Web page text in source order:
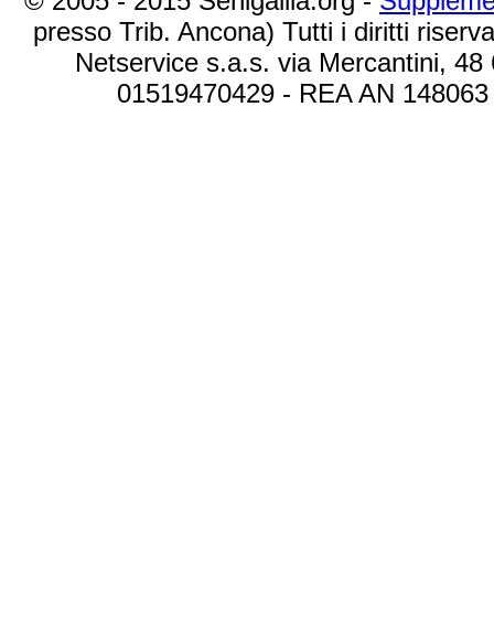
presso Trib. Ancona) Tutti i diritti
Netservice s.a.s. via Mercantini,
01519470429 - REA AN